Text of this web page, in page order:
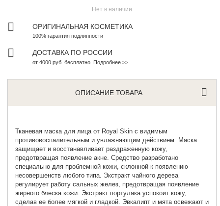
Нет в наличии
ОРИГИНАЛЬНАЯ КОСМЕТИКА
100% гарантия подлинности
ДОСТАВКА ПО РОССИИ
от 4000 руб. бесплатно. Подробнее >>
ОПИСАНИЕ ТОВАРА
Тканевая маска для лица от Royal Skin с видимым
противовоспалительным и увлажняющим действием. Маска
защищает и восстанавливает раздраженную кожу,
предотвращая появление акне. Средство разработано
специально для проблемной кожи, склонной к появлению
несовершенств любого типа. Экстракт чайного дерева
регулирует работу сальных желез, предотвращая появление
жирного блеска кожи. Экстракт портулака успокоит кожу,
сделав ее более мягкой и гладкой. Эвкалипт и мята освежают и